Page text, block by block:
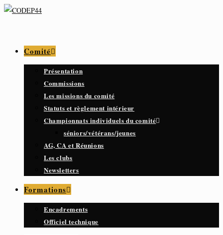
Comité
Présentation
Commissions
Les missions du comité
Statuts et règlement intérieur
Championnats individuels du comité
séniors/vétérans/jeunes
AG, CA et Réunions
Les clubs
Newsletters
Formations
Encadrements
Officiel technique